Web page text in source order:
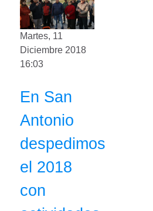
Martes, 11
Diciembre 2018
16:03
En San
Antonio
despedimos
el 2018
con